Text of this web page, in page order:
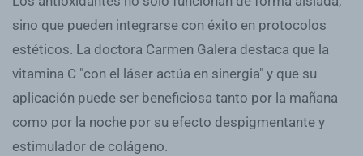
sino que pueden integrarse con éxito en protocolos
estéticos. La doctora Carmen Galera destaca que la
vitamina C "con el láser actúa en sinergia" y que su
aplicación puede ser beneficiosa tanto por la mañana
como por la noche por su efecto despigmentante y
estimulador de colágeno.